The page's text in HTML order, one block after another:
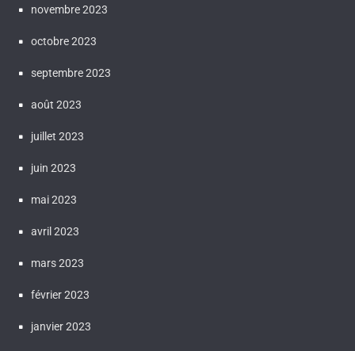
novembre 2023
octobre 2023
septembre 2023
août 2023
juillet 2023
juin 2023
mai 2023
avril 2023
mars 2023
février 2023
janvier 2023